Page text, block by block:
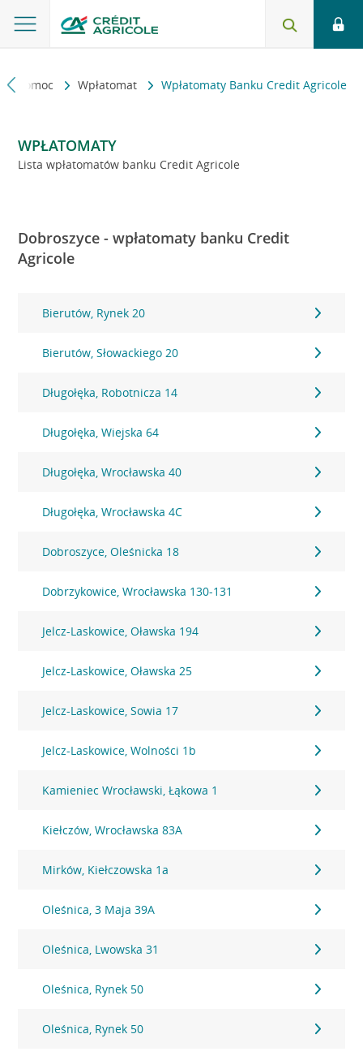
i pomoc Wpłatomat Wpłatomaty Banku Credit Agricole
WPŁATOMATY
Lista wpłatomatów banku Credit Agricole
Dobroszyce - wpłatomaty banku Credit
Agricole
Bierutów, Rynek 20
Bierutów, Słowackiego 20
Długołęka, Robotnicza 14
Długołęka, Wiejska 64
Długołęka, Wrocławska 40
Długołęka, Wrocławska 4C
Dobroszyce, Oleśnicka 18
Dobrzykowice, Wrocławska 130-131
Jelcz-Laskowice, Oławska 194
Jelcz-Laskowice, Oławska 25
Jelcz-Laskowice, Sowia 17
Jelcz-Laskowice, Wolności 1b
Kamieniec Wrocławski, Łąkowa 1
Kiełczów, Wrocławska 83A
Mirków, Kiełczowska 1a
Oleśnica, 3 Maja 39A
Oleśnica, Lwowska 31
Oleśnica, Rynek 50
Oleśnica, Rynek 50